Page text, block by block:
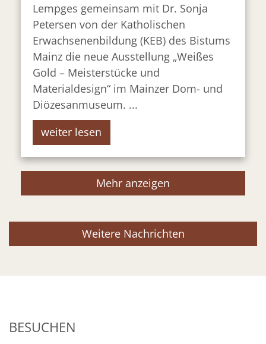
Lempges gemeinsam mit Dr. Sonja
Petersen von der Katholischen
Erwachsenenbildung (KEB) des Bistums
Mainz die neue Ausstellung „Weißes
Gold – Meisterstücke und
Materialdesign“ im Mainzer Dom- und
Diözesanmuseum. ...
weiter lesen
Mehr anzeigen
Weitere Nachrichten
BESUCHEN